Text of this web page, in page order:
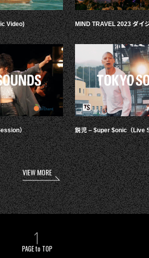
Video)
）
MIND TRAVEL 2023 ダイ
鋭児 – $uper $onic（Live
VIEW MORE
PAGE to TOP